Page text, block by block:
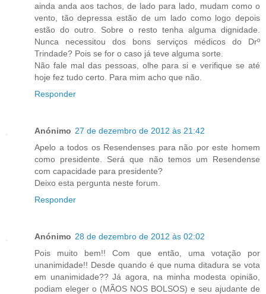
ainda anda aos tachos, de lado para lado, mudam como o
vento, tão depressa estão de um lado como logo depois
estão do outro. Sobre o resto tenha alguma dignidade.
Nunca necessitou dos bons serviços médicos do Drº
Trindade? Pois se for o caso já teve alguma sorte.
Não fale mal das pessoas, olhe para si e verifique se até
hoje fez tudo certo. Para mim acho que não.
Responder
Anónimo 27 de dezembro de 2012 às 21:42
Apelo a todos os Resendenses para não por este homem
como presidente. Será que não temos um Resendense
com capacidade para presidente?
Deixo esta pergunta neste forum.
Responder
Anónimo 28 de dezembro de 2012 às 02:02
Pois muito bem!! Com que então, uma votação por
unanimidade!! Desde quando é que numa ditadura se vota
em unanimidade?? Já agora, na minha modesta opinião,
podiam eleger o (MÃOS NOS BOLSOS) e seu ajudante de